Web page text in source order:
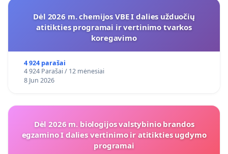
Dėl 2026 m. chemijos VBE I dalies užduočių
atitikties programai ir vertinimo tvarkos
koregavimo
4 924 parašai
4 924 Parašai / 12 mėnesiai
8 Jun 2026
Dėl 2026 m. biologijos valstybinio brandos
egzamino I dalies vertinimo ir atitikties ugdymo
programai